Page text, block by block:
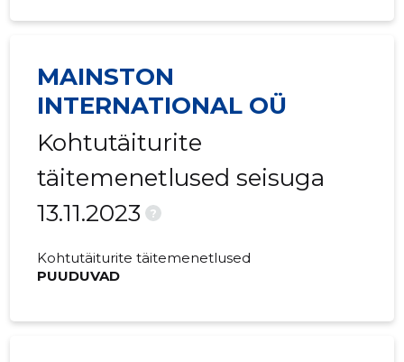
MAINSTON
INTERNATIONAL OÜ
Kohtutäiturite
täitemenetlused seisuga
13.11.2023
?
Kohtutäiturite täitemenetlused
PUUDUVAD